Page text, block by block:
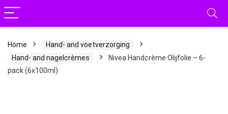
Home
Hand- and voetverzorging
Hand- and nagelcrèmes
Nivea Handcrème Olijfolie – 6-
pack (6x100ml)